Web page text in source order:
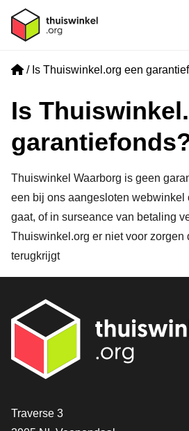
Home
Is Thuiswinkel.org een
Is
Thuiswinkel Waarborg is geen
een bij ons aangesloten webwinkel
gaat, of in surseance van betaling
Thuiswinkel.org er niet voor zorgen
terugkrijgt
Contact
Traverse 3